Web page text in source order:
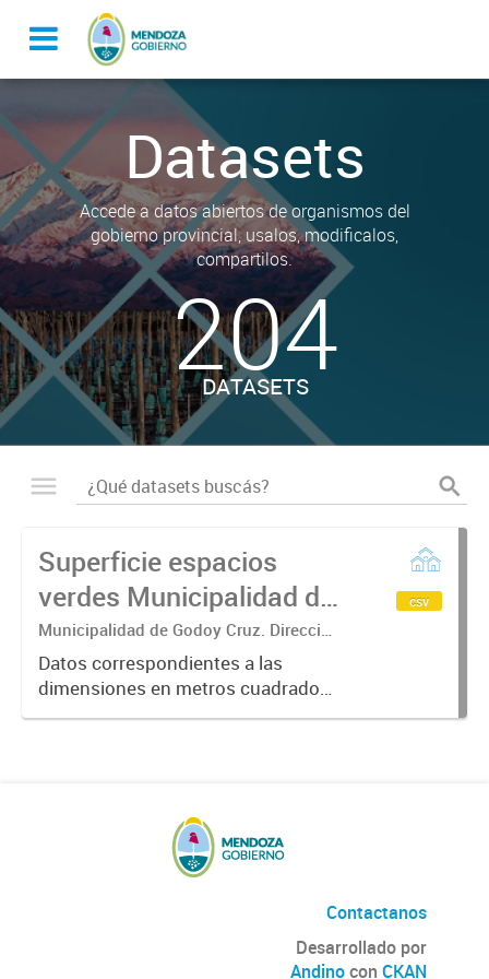
Datasets
Accede a datos abiertos de organismos del
gobierno provincial, usalos, modificalos,
compartilos.
204
DATASETS
Superficie espacios
verdes Municipalidad de
Godoy Cruz
Municipalidad de Godoy Cruz. Dirección
de Planificación Urbana y Ambiente.
Datos correspondientes a las
dimensiones en metros cuadrados
de los espacios verdes ubicados en
csv
Contactanos
Desarrollado por
Andinocon CKAN